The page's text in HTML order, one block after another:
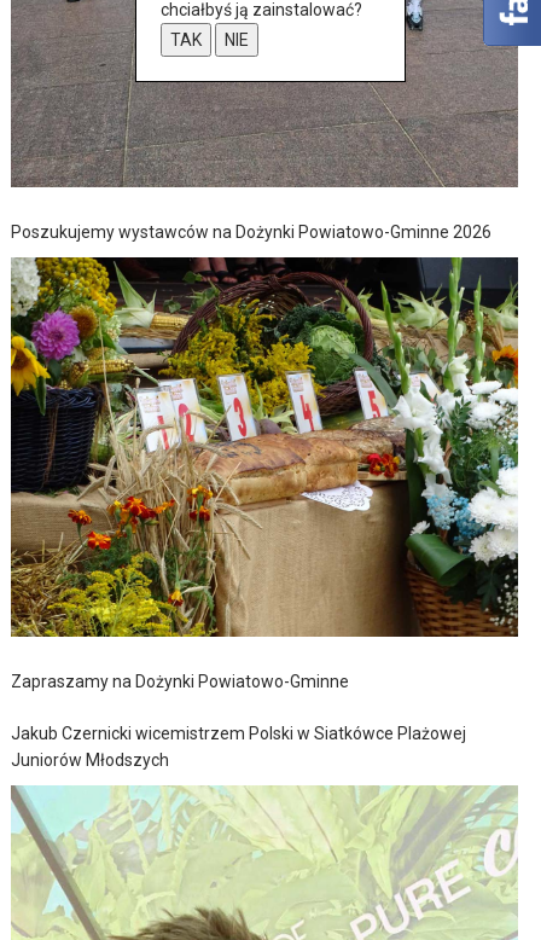
Poszukujemy wystawców na Dożynki Powiatowo-Gminne 2026
Zapraszamy na Dożynki Powiatowo-Gminne
Jakub Czernicki wicemistrzem Polski w Siatkówce Plażowej
Juniorów Młodszych
chciałbyś ją zainstalować?
TAK
NIE